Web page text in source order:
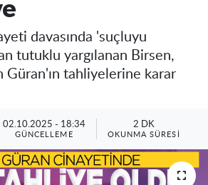
davasında 'suçluyu
tutuklu yargılanan Birsen,
Güran'ın tahliyelerine karar
02.10.2025 - 18:34
GÜNCELLEME
2 DK
OKUNMA SÜRESI
Haritası
Durumu ve Fikstür